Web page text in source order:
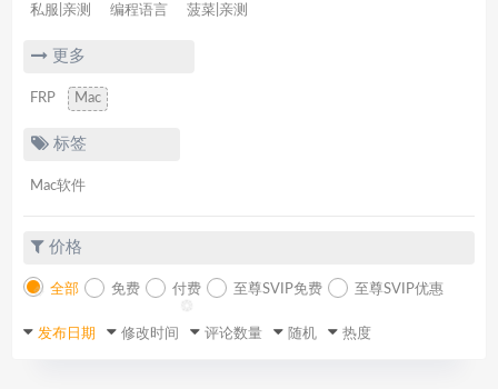
私服|亲测 编程语言 菠菜|亲测
更多
FRP Mac
标签
Mac软件
价格
全部 免费 付费 至尊SVIP免费 至尊SVIP优惠
发布日期 修改时间 评论数量 随机 热度